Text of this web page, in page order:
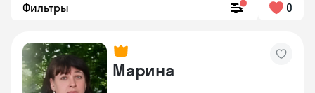
Фильтры 0
Марина